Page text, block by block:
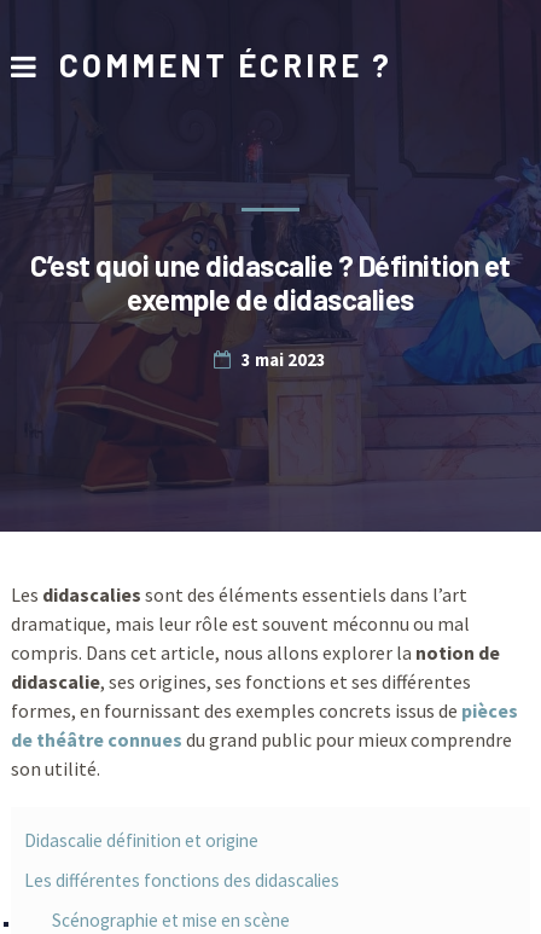
COMMENT ÉCRIRE ?
C’est quoi une didascalie ? Définition et
exemple de didascalies
3 mai 2023
Les didascalies sont des éléments essentiels dans l’art
dramatique, mais leur rôle est souvent méconnu ou mal
compris. Dans cet article, nous allons explorer la notion de
didascalie, ses origines, ses fonctions et ses différentes
formes, en fournissant des exemples concrets issus de pièces
de théâtre connues du grand public pour mieux comprendre
son utilité.
Didascalie définition et origine
Les différentes fonctions des didascalies
Scénographie et mise en scène